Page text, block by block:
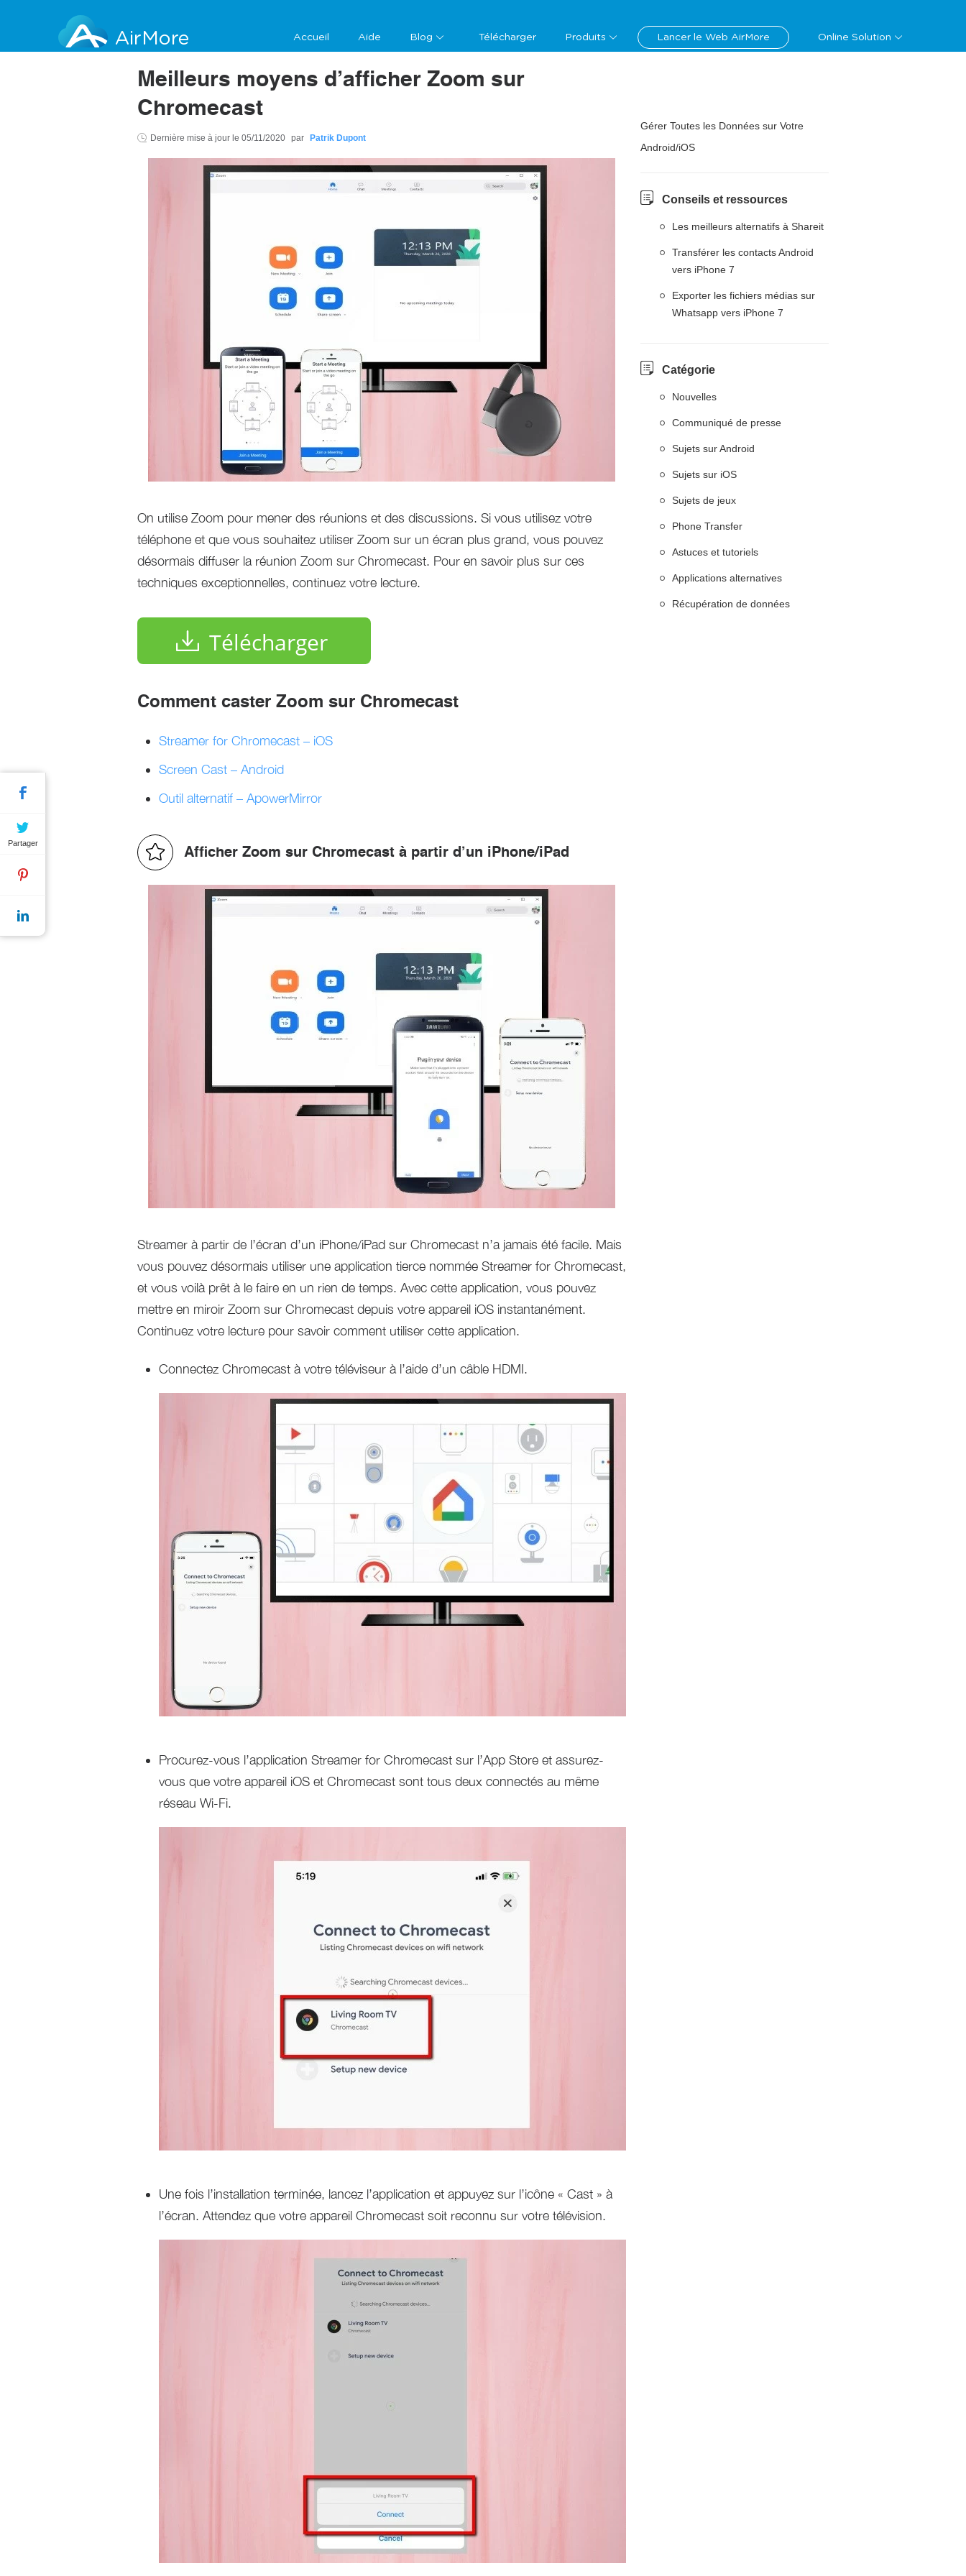
AirMore Accueil Aide Blog Télécharger Produits Lancer le Web AirMore Online Solution
Meilleurs moyens d’afficher Zoom sur
Chromecast
Dernière mise à jour le 05/11/2020 par Patrik Dupont
On utilise Zoom pour mener des réunions et des discussions. Si vous utilisez votre
téléphone et que vous souhaitez utiliser Zoom sur un écran plus grand, vous pouvez
désormais diffuser la réunion Zoom sur Chromecast. Pour en savoir plus sur ces
techniques exceptionnelles, continuez votre lecture.
Télécharger
Comment caster Zoom sur Chromecast
Streamer for Chromecast – iOS
Screen Cast – Android
Outil alternatif – ApowerMirror
Afficher Zoom sur Chromecast à partir d’un iPhone/iPad
Streamer à partir de l’écran d’un iPhone/iPad sur Chromecast n’a jamais été facile. Mais
vous pouvez désormais utiliser une application tierce nommée Streamer for Chromecast,
et vous voilà prêt à le faire en un rien de temps. Avec cette application, vous pouvez
mettre en miroir Zoom sur Chromecast depuis votre appareil iOS instantanément.
Continuez votre lecture pour savoir comment utiliser cette application.
Connectez Chromecast à votre téléviseur à l’aide d’un câble HDMI.
Procurez-vous l’application Streamer for Chromecast sur l’App Store et assurez-
vous que votre appareil iOS et Chromecast sont tous deux connectés au même
réseau Wi-Fi.
Une fois l’installation terminée, lancez l’application et appuyez sur l’icône « Cast » à
l’écran. Attendez que votre appareil Chromecast soit reconnu sur votre télévision.
Gérer Toutes les Données sur Votre
Android/iOS
Conseils et ressources
Les meilleurs alternatifs à Shareit
Transférer les contacts Android
vers iPhone 7
Exporter les fichiers médias sur
Whatsapp vers iPhone 7
Catégorie
Nouvelles
Communiqué de presse
Sujets sur Android
Sujets sur iOS
Sujets de jeux
Phone Transfer
Astuces et tutoriels
Applications alternatives
Récupération de données
Partager